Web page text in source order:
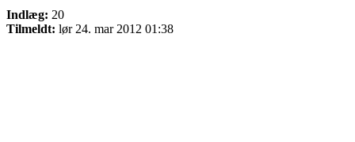
Indlæg: 20
Tilmeldt: lør 24. mar 2012 01:38